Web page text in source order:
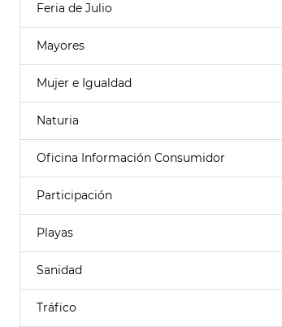
Feria de Julio
Mayores
Mujer e Igualdad
Naturia
Oficina Información Consumidor
Participación
Playas
Sanidad
Tráfico